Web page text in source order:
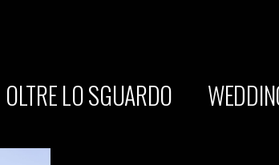
OLTRE LO SGUARDO